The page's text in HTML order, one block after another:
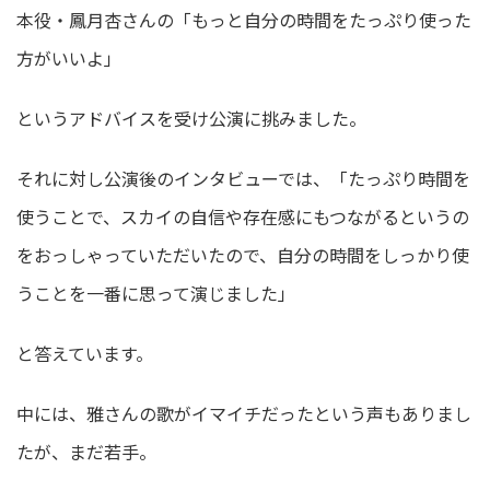
本役・鳳月杏さんの「もっと自分の時間をたっぷり使った
方がいいよ」
というアドバイスを受け公演に挑みました。
それに対し公演後のインタビューでは、「たっぷり時間を
使うことで、スカイの自信や存在感にもつながるというの
をおっしゃっていただいたので、自分の時間をしっかり使
うことを一番に思って演じました」
と答えています。
中には、雅さんの歌がイマイチだったという声もありまし
たが、まだ若手。